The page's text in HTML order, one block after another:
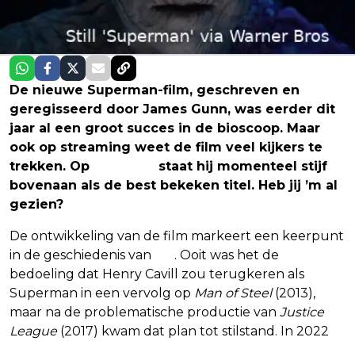
De nieuwe Superman-film, geschreven en
geregisseerd door James Gunn, was eerder dit
jaar al een groot succes in de bioscoop. Maar
ook op streaming weet de film veel kijkers te
trekken. Op
staat hij momenteel stijf
bovenaan als de best bekeken titel. Heb jij ’m al
gezien?
De ontwikkeling van de film markeert een keerpunt
in de geschiedenis van
. Ooit was het de
bedoeling dat Henry Cavill zou terugkeren als
Superman in een vervolg op Man of Steel(2013),
maar na de problematische productie van Justice
League(2017) kwam dat plan tot stilstand. In 2022